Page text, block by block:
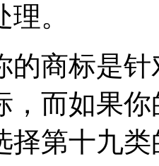
。
的商标是
，而如果
择第十九